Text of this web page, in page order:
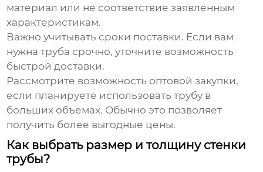
материал или не соответствие заявленным
характеристикам.
Важно учитывать сроки поставки. Если вам
нужна труба срочно, уточните возможность
быстрой доставки.
Рассмотрите возможность оптовой закупки,
если планируете использовать трубу в
больших объемах. Обычно это позволяет
получить более выгодные цены.
Как выбрать размер и толщину стенки
трубы?